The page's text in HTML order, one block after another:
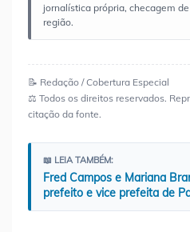
jornalística própria, checagem
região.
📝 Redação / Cobertura Especial
⚖️ Todos os direitos reservados.
citação da fonte.
📖 LEIA TAMBÉM:
Fred Campos e Mariana
prefeito e vice prefeita de